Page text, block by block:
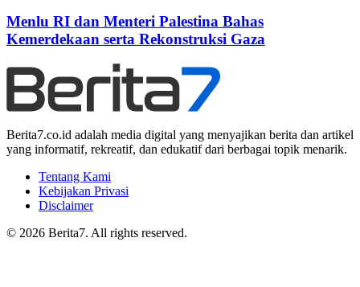
Menlu RI dan Menteri Palestina Bahas
Kemerdekaan serta Rekonstruksi Gaza
Berita7.co.id adalah media digital yang menyajikan berita dan artikel
yang informatif, rekreatif, dan edukatif dari berbagai topik menarik.
Tentang Kami
Kebijakan Privasi
Disclaimer
© 2026 Berita7. All rights reserved.